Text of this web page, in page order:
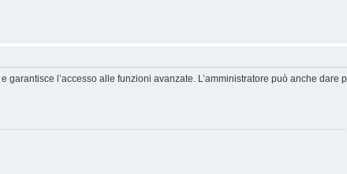
l’accesso alle funzioni avanzate. L’amministratore può anche